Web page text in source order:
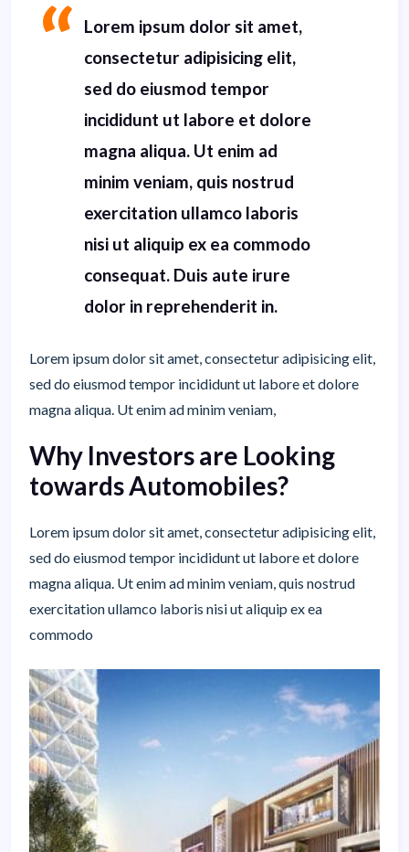
Lorem ipsum dolor sit amet,
consectetur adipisicing elit,
sed do eiusmod tempor
incididunt ut labore et dolore
magna aliqua. Ut enim ad
minim veniam, quis nostrud
exercitation ullamco laboris
nisi ut aliquip ex ea commodo
consequat. Duis aute irure
dolor in reprehenderit in.
Lorem ipsum dolor sit amet, consectetur adipisicing elit,
sed do eiusmod tempor incididunt ut labore et dolore
magna aliqua. Ut enim ad minim veniam,
Why Investors are Looking
towards Automobiles?
Lorem ipsum dolor sit amet, consectetur adipisicing elit,
sed do eiusmod tempor incididunt ut labore et dolore
magna aliqua. Ut enim ad minim veniam, quis nostrud
exercitation ullamco laboris nisi ut aliquip ex ea
commodo